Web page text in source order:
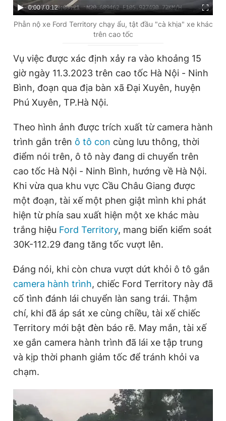
Hotline Liên hệ quảng cáo
0908 780 404
Đặt báo Quảng cáo RSS Tòa soạn Chính sách bảo
Phó tổng biên tập thường trực: Hải Thành
Phó tổng biên tập: Lâm Hiếu Dũng
Phó tổng biên tập: Trần Việt Hưng
Giấy phép xuất bản số 110/GP - BTTTT cấp ngày 24.3.2020
© 2003-2026 Bản quyền thuộc về Báo Thanh Niên. Cấm sao
chép dưới mọi hình thức nếu không có sự chấp thuận bằng văn
bản. Phát triển bởi ePi Technologies, JSC.
C
u
i
m
e
0:00 / D
u
o
0:12
Phẫn nộ xe Ford Territory chạy ẩu, tật đầu "cà khịa" xe khác
trên cao tốc
Vụ việc được xác định xảy ra vào khoảng 15
giờ ngày 11.3.2023 trên cao tốc Hà Nội - Ninh
Bình, đoạn qua địa bàn xã Đại Xuyên, huyện
Phú Xuyên, TP.Hà Nội.
Theo hình ảnh được trích xuất từ camera hành
trình gắn trên ô tô con cùng lưu thông, thời
điểm nói trên, ô tô này đang di chuyển trên
cao tốc Hà Nội - Ninh Bình, hướng về Hà Nội.
Khi vừa qua khu vực Cầu Châu Giang được
một đoạn, tài xế một phen giật mình khi phát
hiện từ phía sau xuất hiện một xe khác màu
trắng hiệu Ford Territory, mang biển kiểm soát
30K-112.29 đang tăng tốc vượt lên.
Đáng nói, khi còn chưa vượt dứt khỏi ô tô gắn
camera hành trình, chiếc Ford Territory này đã
cố tình đánh lái chuyển làn sang trái. Thậm
chí, khi đã áp sát xe cùng chiều, tài xế chiếc
Territory mới bật đèn báo rẽ. May mắn, tài xế
xe gắn camera hành trình đã lái xe tập trung
và kịp thời phanh giảm tốc để tránh khỏi va
chạm.